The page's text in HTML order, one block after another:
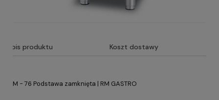
Opis produktu Koszt dostawy
M - 76 Podstawa zamknięta | RM GASTRO